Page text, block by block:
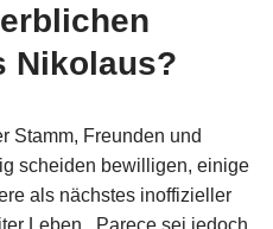
Nikolaus?
Stamm, Freunden und
scheiden bewilligen, einige
als nächstes inoffizieller
Leben . Parece sei jedoch